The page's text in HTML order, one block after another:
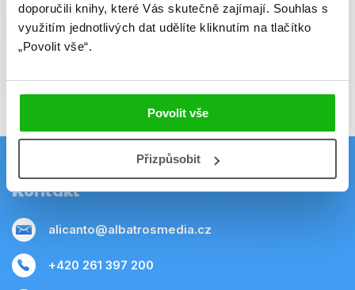
doporučili knihy, které Vás skutečně zajímají. Souhlas s
využitím jednotlivých dat udělíte kliknutím na tlačítko
„Povolit vše“.
Povolit vše
Přizpůsobit
Souhlasím se zpracováním osobních údajů
Vaše e-mailová adresa je u nás v bezpečí.
osobních údajů.
Kontakt
alicanto@albatrosmedia.cz
+420 261 397 200